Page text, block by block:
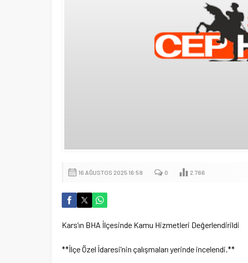
16 AĞUSTOS 2025 16:59 0 2.766
Kars’ın BHA İlçesinde Kamu Hizmetleri Değerlendirildi
**İlçe Özel İdaresi’nin çalışmaları yerinde incelendi.**